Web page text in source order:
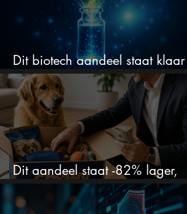
Dit biotech aandeel staat klaar
voor een flinke rally
Dit aandeel staat -82% lager,
terwijl het bedrijf gewoon groeit